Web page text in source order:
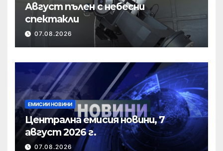
Август пълен с небесни
спектакли
07.08.2026
ЕМИСИИ НОВИНИ
Централна емисия новини, 7
август 2026 г.
07.08.2026